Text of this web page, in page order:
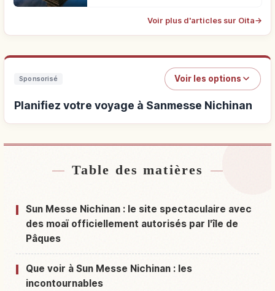
Voir plus d'articles sur Oita→
Sponsorisé Voir les options
Planifiez votre voyage à Sanmesse Nichinan
Hébergements près de Sanmesse Nichinan
Activités à Sanmesse Nichinan↗
Table des matières
Sun Messe Nichinan : le site spectaculaire avec
des moaï officiellement autorisés par l'île de
Pâques
Que voir à Sun Messe Nichinan : les
incontournables